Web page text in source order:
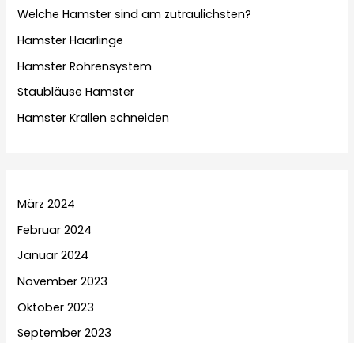
Welche Hamster sind am zutraulichsten?
Hamster Haarlinge
Hamster Röhrensystem
Staubläuse Hamster
Hamster Krallen schneiden
März 2024
Februar 2024
Januar 2024
November 2023
Oktober 2023
September 2023